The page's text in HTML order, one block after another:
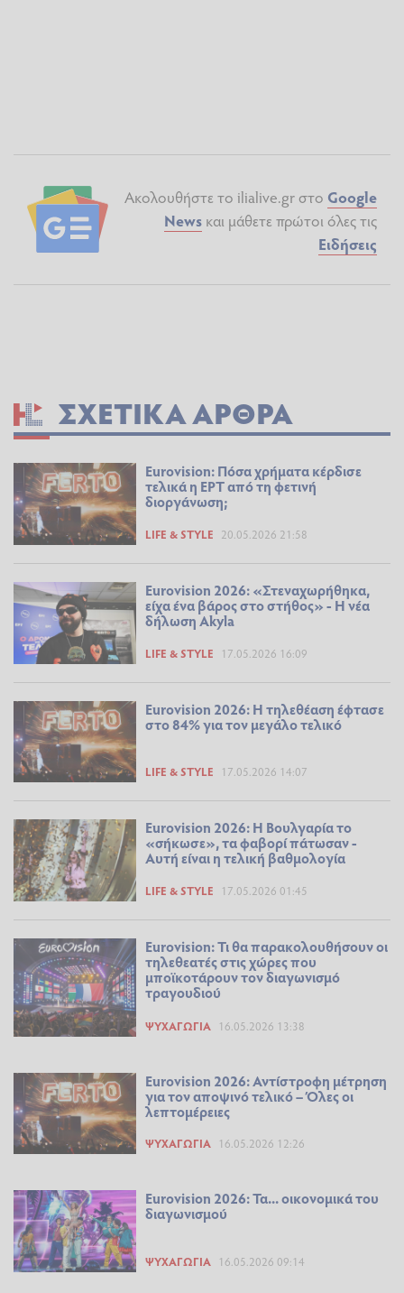
Ακολουθήστε το ilialive.gr στο Google
News και μάθετε πρώτοι όλες τις
Ειδήσεις
ΣΧΕΤΙΚΆ ΆΡΘΡΑ
Eurovision: Πόσα χρήματα κέρδισε
τελικά η ΕΡΤ από τη φετινή
διοργάνωση;
LIFE & STYLE 20.05.2026 21:58
Eurovision 2026: «Στεναχωρήθηκα,
είχα ένα βάρος στο στήθος» - Η νέα
δήλωση Akyla
LIFE & STYLE 17.05.2026 16:09
Eurovision 2026: H τηλεθέαση έφτασε
στο 84% για τον μεγάλο τελικό
LIFE & STYLE 17.05.2026 14:07
Eurovision 2026: Η Βουλγαρία το
«σήκωσε», τα φαβορί πάτωσαν -
Αυτή είναι η τελική βαθμολογία
LIFE & STYLE 17.05.2026 01:45
Eurovision: Τι θα παρακολουθήσουν οι
τηλεθεατές στις χώρες που
μποϊκοτάρουν τον διαγωνισμό
τραγουδιού
ΨΥΧΑΓΩΓΊΑ 16.05.2026 13:38
Eurovision 2026: Αντίστροφη μέτρηση
για τον αποψινό τελικό – Όλες οι
λεπτομέρειες
ΨΥΧΑΓΩΓΊΑ 16.05.2026 12:26
Eurovision 2026: Τα... οικονομικά του
διαγωνισμού
ΨΥΧΑΓΩΓΊΑ 16.05.2026 09:14